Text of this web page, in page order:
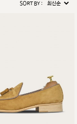
SORT BY :